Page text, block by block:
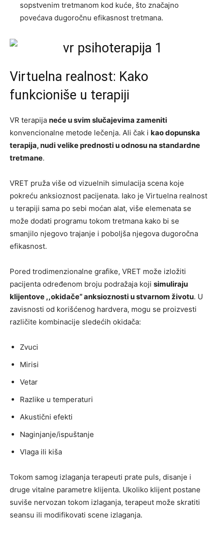
sopstvenim tretmanom kod kuće, što značajno
povećava dugoročnu efikasnost tretmana.
Virtuelna realnost: Kako
funkcioniše u terapiji
VR terapija neće u svim slučajevima zameniti
konvencionalne metode lečenja. Ali čak i kao dopunska
terapija, nudi velike prednosti u odnosu na standardne
tretmane.
VRET pruža više od vizuelnih simulacija scena koje
pokreću anksioznost pacijenata. Iako je Virtuelna realnost
u terapiji sama po sebi moćan alat, više elemenata se
može dodati programu tokom tretmana kako bi se
smanjilo njegovo trajanje i poboljša njegova dugoročna
efikasnost.
Pored trodimenzionalne grafike, VRET može izložiti
pacijenta određenom broju podražaja koji simuliraju
klijentove ,,okidače“ anksioznosti u stvarnom životu. U
zavisnosti od korišćenog hardvera, mogu se proizvesti
različite kombinacije sledećih okidača:
Zvuci
Mirisi
Vetar
Razlike u temperaturi
Akustični efekti
Naginjanje/ispuštanje
Vlaga ili kiša
Tokom samog izlaganja terapeuti prate puls, disanje i
druge vitalne parametre klijenta. Ukoliko klijent postane
suviše nervozan tokom izlaganja, terapeut može skratiti
seansu ili modifikovati scene izlaganja.